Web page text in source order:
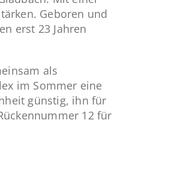
Geboren und
erst 23 Jahren
als
im Sommer eine
günstig, ihn für
12 für